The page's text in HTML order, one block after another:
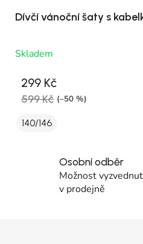
Dívčí vánoční šaty s
Skladem
299 Kč
599 Kč (–50 %)
140/146
Osobní odběr
Možnost
v prodejně